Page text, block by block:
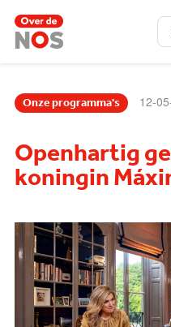
Onze programma's 12-
Openhartig
koningin